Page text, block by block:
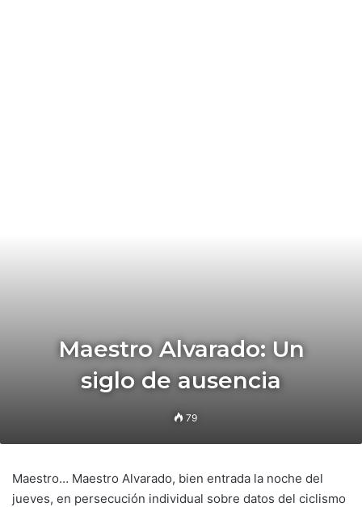
Maestro Alvarado: Un
siglo de ausencia
79
Maestro… Maestro Alvarado, bien entrada la noche del
jueves, en persecución individual sobre datos del ciclismo